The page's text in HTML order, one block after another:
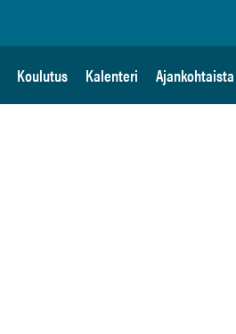
Koulutus Kalenteri Ajankohtaista